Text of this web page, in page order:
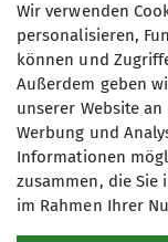
Die
Unser
Anmeldung
nicht
Wir verwenden
personalisieren,
können und
Außerdem geben
unserer Website
Werbung und
Informationen
zusammen, die
im Rahmen Ihrer